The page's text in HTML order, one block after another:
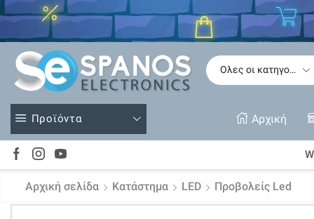
Προϊόντα Αρχική
Αρχική σελίδα Κατάστημα LED Προβολείς Led